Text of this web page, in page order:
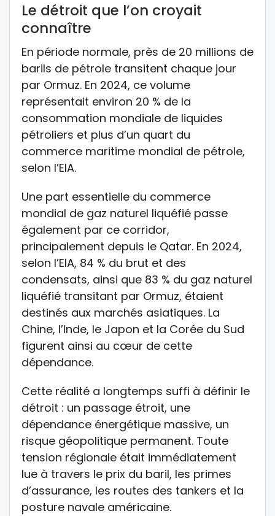
Le détroit que l’on croyait
connaître
En période normale, près de 20 millions de
barils de pétrole transitent chaque jour
par Ormuz. En 2024, ce volume
représentait environ 20 % de la
consommation mondiale de liquides
pétroliers et plus d’un quart du
commerce maritime mondial de pétrole,
selon l’EIA.
Une part essentielle du commerce
mondial de gaz naturel liquéfié passe
également par ce corridor,
principalement depuis le Qatar. En 2024,
selon l’EIA, 84 % du brut et des
condensats, ainsi que 83 % du gaz naturel
liquéfié transitant par Ormuz, étaient
destinés aux marchés asiatiques. La
Chine, l’Inde, le Japon et la Corée du Sud
figurent ainsi au cœur de cette
dépendance.
Cette réalité a longtemps suffi à définir le
détroit : un passage étroit, une
dépendance énergétique massive, un
risque géopolitique permanent. Toute
tension régionale était immédiatement
lue à travers le prix du baril, les primes
d’assurance, les routes des tankers et la
posture navale américaine.